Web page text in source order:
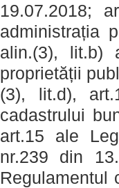
19.07.2018;
administrația
alin.(3), lit.b)
proprietății
(3), lit.d),
cadastrului
art.15 ale
nr.239 din
Regulamentul